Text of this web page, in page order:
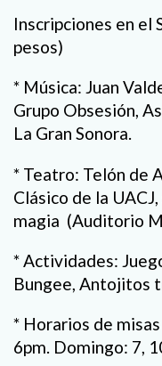
Inscripciones en el
pesos)
* Música: Juan
Grupo Obsesión,
La Gran Sonora.
* Teatro: Telón de
Clásico de la
magia (Auditorio
* Actividades:
Bungee, Antojitos
* Horarios de
6pm. Domingo: 7,